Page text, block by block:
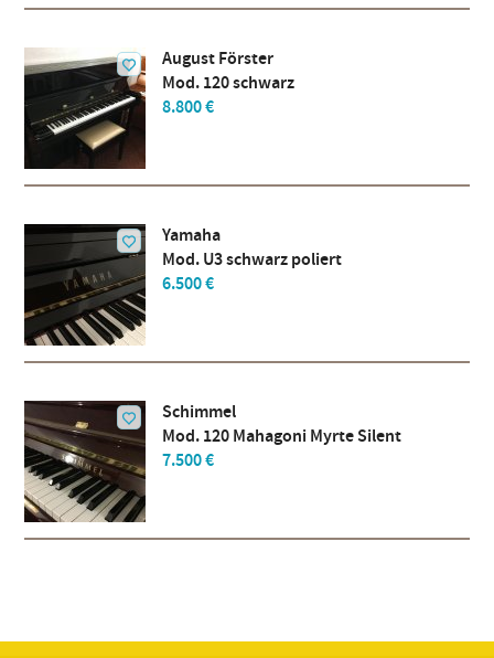
August Förster
Mod. 120 schwarz
8.800 €
Yamaha
Mod. U3 schwarz poliert
6.500 €
Schimmel
Mod. 120 Mahagoni Myrte Silent
7.500 €